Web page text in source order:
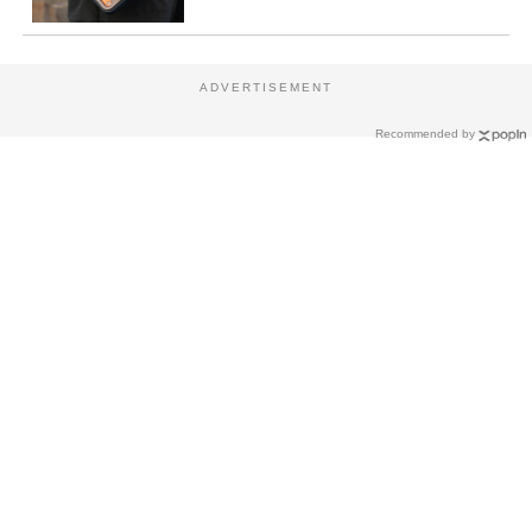
Recommended by
ADVERTISEMENT